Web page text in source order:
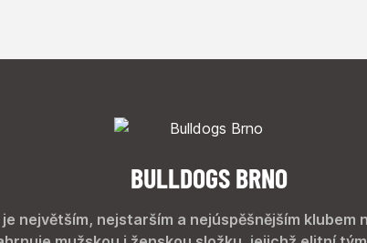
BULLDOGS BRNO
největším, nejstarším a nejúspěšnějším klubem